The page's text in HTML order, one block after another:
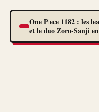
One Piece 1182 : les
et le duo Zoro-Sanji